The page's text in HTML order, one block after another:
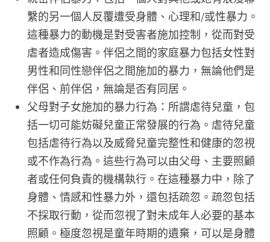
繫的另一個人反覆遭受身體、心理和/或性暴力。
這種暴力的動機是對受害者施加控制，從而對受
虐者造成傷害。伴侶之間的家庭暴力包括女性對
男性和同性戀伴侶之間施加的暴力，無論他們是
伴侶、前伴侶，無論是否有同居。
父母對子女施加的暴力行為：所謂虐待兒童，包
括一切可能妨礙兒童正常發展的行為。虐待兒童
包括虐待行為以及威脅兒童完整性和健康的忽視
或不作為行為。這些行為可以由父母、主要照顧
者或任何負責的機構執行。在這種暴力中，除了
身體、情感和性暴力外，還包括疏忽。疏忽包括
不採取行動，從而忽視了對未成年人必要的基本
照顧。極度忽視是童年時期的遺棄，可以是身體